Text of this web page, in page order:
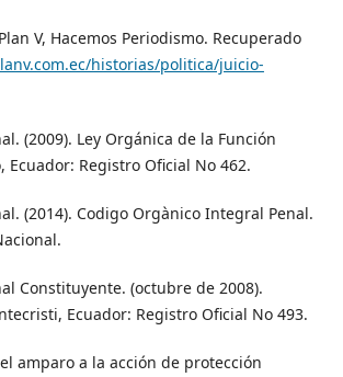
V, Hacemos Periodismo. Recuperado
historias/politica/juicio-
(2009). Ley Orgánica de la Función
Ecuador: Registro Oficial No 462.
(2014). Codigo Orgànico Integral Penal.
Constituyente. (octubre de 2008).
Ecuador: Registro Oficial No 493.
amparo a la acción de protección